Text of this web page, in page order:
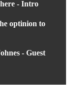
- Intro
optinion to
- Guest